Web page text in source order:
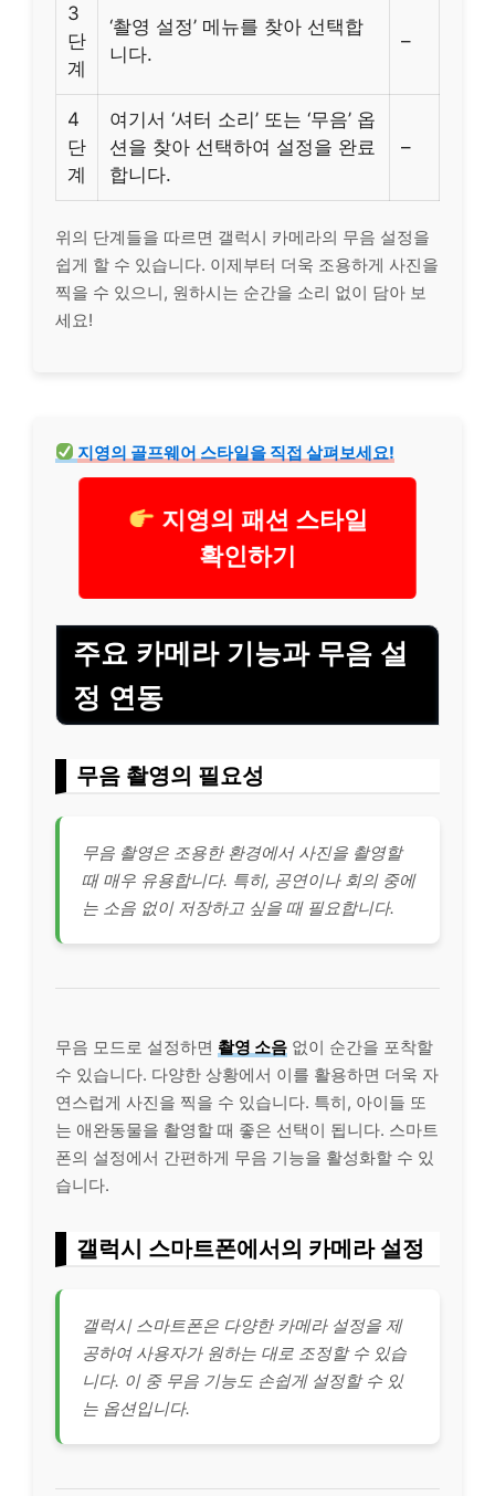
3
단
계
‘촬영 설정’ 메뉴를 찾아 선택합
니다.
–
4
단
계
여기서 ‘셔터 소리’ 또는 ‘무음’ 옵
션을 찾아 선택하여 설정을 완료
합니다.
–
위의 단계들을 따르면 갤럭시 카메라의 무음 설정을
쉽게 할 수 있습니다. 이제부터 더욱 조용하게 사진을
찍을 수 있으니, 원하시는 순간을 소리 없이 담아 보
세요!
지영의 골프웨어 스타일을 직접 살펴보세요!
지영의 패션 스타일
확인하기
주요 카메라 기능과 무음 설
정 연동
무음 촬영의 필요성
무음 촬영은 조용한 환경에서 사진을 촬영할
때 매우 유용합니다. 특히, 공연이나 회의 중에
는 소음 없이 저장하고 싶을 때 필요합니다.
무음 모드로 설정하면 촬영 소음 없이 순간을 포착할
수 있습니다. 다양한 상황에서 이를 활용하면 더욱 자
연스럽게 사진을 찍을 수 있습니다. 특히, 아이들 또
는 애완동물을 촬영할 때 좋은 선택이 됩니다. 스마트
폰의 설정에서 간편하게 무음 기능을 활성화할 수 있
습니다.
갤럭시 스마트폰에서의 카메라 설정
갤럭시 스마트폰은 다양한 카메라 설정을 제
공하여 사용자가 원하는 대로 조정할 수 있습
니다. 이 중 무음 기능도 손쉽게 설정할 수 있
는 옵션입니다.